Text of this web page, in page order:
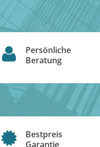
Persönliche
Beratung
Bestpreis
Garantie